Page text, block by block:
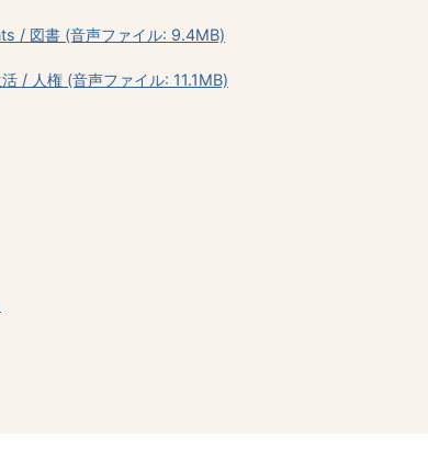
/ 図書 (音声ファイル: 9.4MB)
/ 人権 (音声ファイル: 11.1MB)